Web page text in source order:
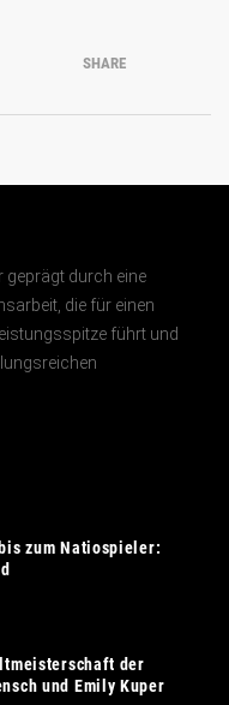
SHARE
geprägt durch eine
die für einen
führt und
zum Natiospieler:
der
und Emily Kuper